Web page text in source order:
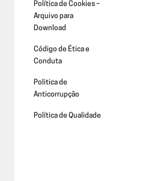
Política de Cookies –
Arquivo para
Download
Código de Ética e
Conduta
Politica de
Anticorrupção
Política de Qualidade